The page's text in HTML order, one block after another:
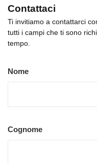
Contattaci
Ti invitiamo a contattarci
tutti i campi che ti sono
tempo.
Nome
Cognome